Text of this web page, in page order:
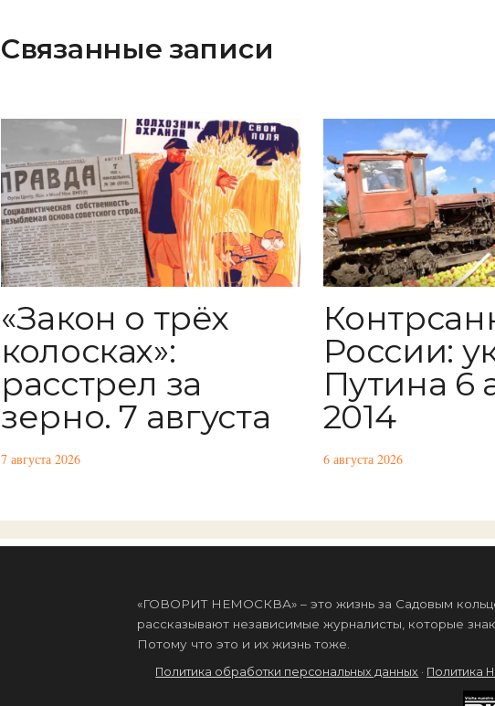
Связанные записи
«Закон о трёх
колосках»:
расстрел за
зерно. 7 августа
7 августа 2026
России:
Путина 6
2014
6 августа 2026
«ГОВОРИТ НЕМОСКВА» – это жизнь за Садовым
рассказывают независимые журналисты, которые
Потому что это и их жизнь тоже.
Политика обработки персональных данных · Политика